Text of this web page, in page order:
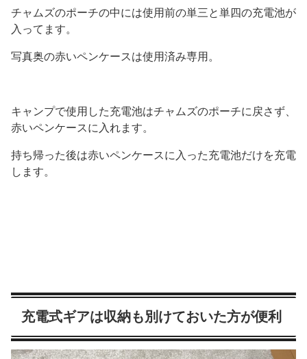
チャムズのポーチの中には使用前の単三と単四の充電池が
入ってます。
写真奥の赤いペンケースは使用済み専用。
キャンプで使用した充電池はチャムズのポーチに戻さず、
赤いペンケースに入れます。
持ち帰った後は赤いペンケースに入った充電池だけを充電
します。
充電式ギアは収納も別けておいた方が便利